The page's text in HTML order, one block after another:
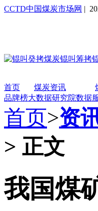
CCTD中国煤炭市场网 |
首页 煤炭资讯
品牌榜大数据研究院数据
首页>资
> 正文
我国煤